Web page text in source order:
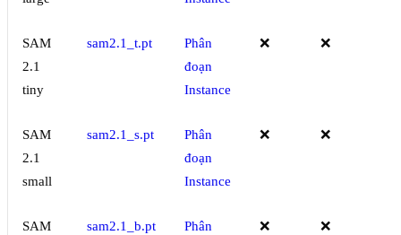
SAM
2.1
tiny
sam2.1_t.pt
Phân
đoạn
Instance
❌ ❌
SAM
2.1
small
sam2.1_s.pt
Phân
đoạn
Instance
❌ ❌
SAM
sam2.1_b.pt
Phân
❌ ❌